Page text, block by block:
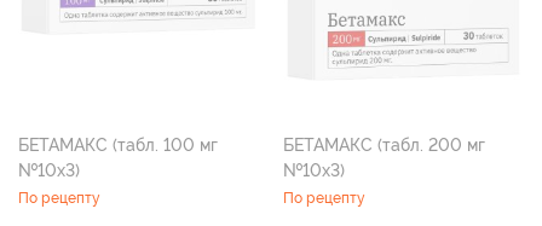
БЕТАМАКС (табл. 100 мг
№10х3)
По рецепту
БЕТАМАКС (табл. 200 мг
№10х3)
По рецепту